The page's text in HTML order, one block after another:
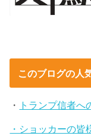
このブログの人
・ トランプ信者
・ショッカーの皆